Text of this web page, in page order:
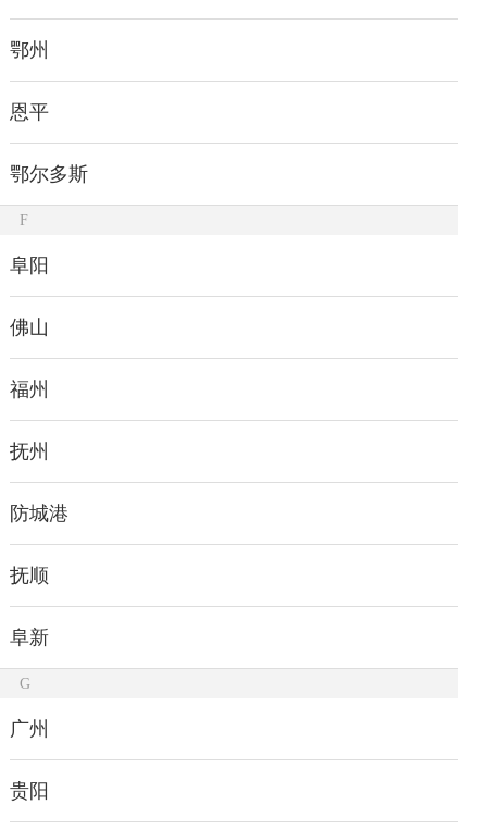
鄂州
恩平
鄂尔多斯
F
阜阳
佛山
福州
抚州
防城港
抚顺
阜新
G
广州
贵阳